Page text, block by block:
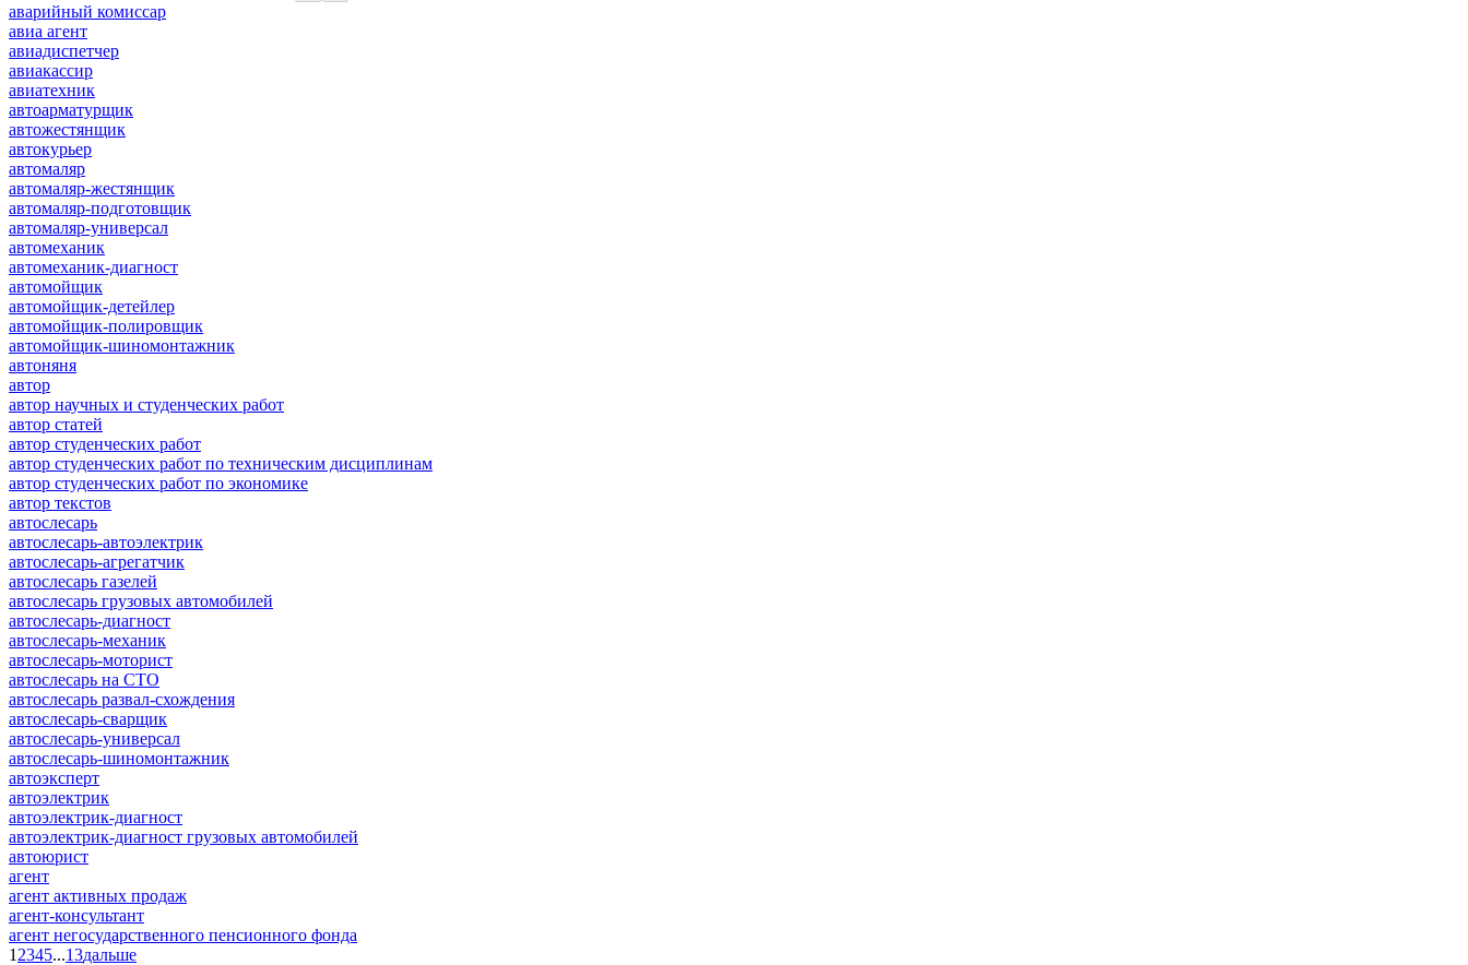
аварийный комиссар
авиа агент
авиадиспетчер
авиакассир
авиатехник
автоарматурщик
автожестянщик
автокурьер
автомаляр
автомаляр-жестянщик
автомаляр-подготовщик
автомаляр-универсал
автомеханик
автомеханик-диагност
автомойщик
автомойщик-детейлер
автомойщик-полировщик
автомойщик-шиномонтажник
автоняня
автор
автор научных и студенческих работ
автор статей
автор студенческих работ
автор студенческих работ по техническим дисциплинам
автор студенческих работ по экономике
автор текстов
автослесарь
автослесарь-автоэлектрик
автослесарь-агрегатчик
автослесарь газелей
автослесарь грузовых автомобилей
автослесарь-диагност
автослесарь-механик
автослесарь-моторист
автослесарь на СТО
автослесарь развал-схождения
автослесарь-сварщик
автослесарь-универсал
автослесарь-шиномонтажник
автоэксперт
автоэлектрик
автоэлектрик-диагност
автоэлектрик-диагност грузовых автомобилей
автоюрист
агент
агент активных продаж
агент-консультант
агент негосударственного пенсионного фонда
1 2345...13дальше